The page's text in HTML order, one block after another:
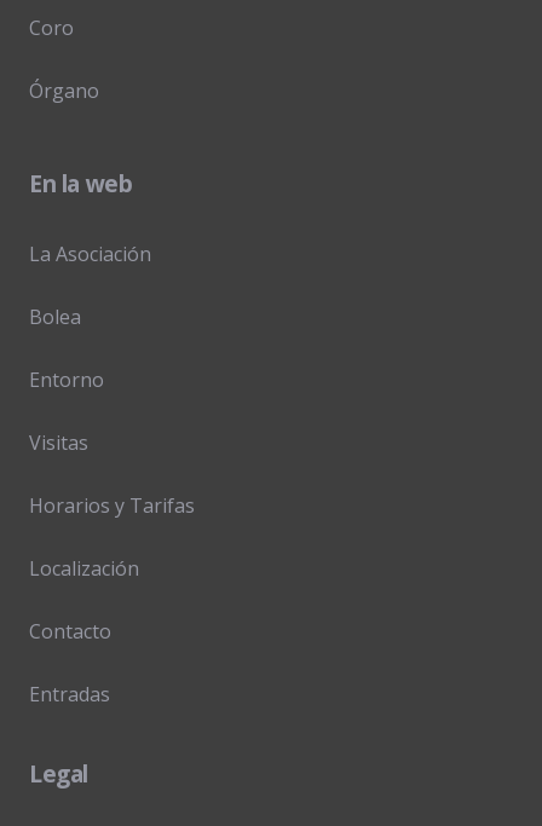
Coro
Órgano
En la web
La Asociación
Bolea
Entorno
Visitas
Horarios y Tarifas
Localización
Contacto
Entradas
Legal